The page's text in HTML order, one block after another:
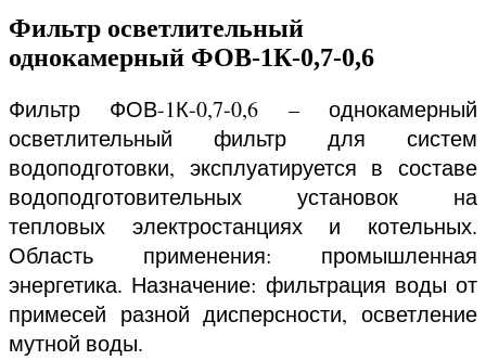
Фильтр осветлительный
однокамерный ФОВ-1К-0,7-0,6
Фильтр ФОВ-1К-0,7-0,6 – однокамерный
осветлительный фильтр для систем
водоподготовки, эксплуатируется в составе
водоподготовительных установок на
тепловых электростанциях и котельных.
Область применения: промышленная
энергетика. Назначение: фильтрация воды от
примесей разной дисперсности, осветление
мутной воды.